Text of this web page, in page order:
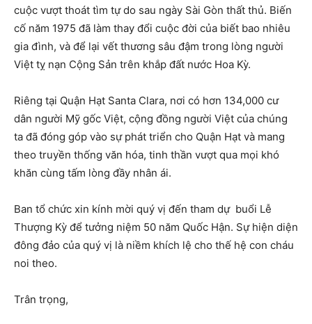
cuộc vượt thoát tìm tự do sau ngày Sài Gòn thất thủ. Biến
cố năm 1975 đã làm thay đổi cuộc đời của biết bao nhiêu
gia đình, và để lại vết thương sâu đậm trong lòng người
Việt tỵ nạn Cộng Sản trên khắp đất nước Hoa Kỳ.
Riêng tại Quận Hạt Santa Clara, nơi có hơn 134,000 cư
dân người Mỹ gốc Việt, cộng đồng người Việt của chúng
ta đã đóng góp vào sự phát triển cho Quận Hạt và mang
theo truyền thống văn hóa, tinh thần vượt qua mọi khó
khăn cùng tấm lòng đầy nhân ái.
Ban tổ chức xin kính mời quý vị đến tham dự buổi Lễ
Thượng Kỳ để tưởng niệm 50 năm Quốc Hận. Sự hiện diện
đông đảo của quý vị là niềm khích lệ cho thế hệ con cháu
noi theo.
Trân trọng,